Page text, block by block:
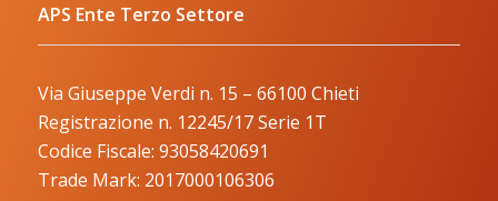
APS Ente Terzo Settore
Via Giuseppe Verdi n. 15 – 66100 Chieti
Registrazione n. 12245/17 Serie 1T
Codice Fiscale: 93058420691
Trade Mark: 2017000106306